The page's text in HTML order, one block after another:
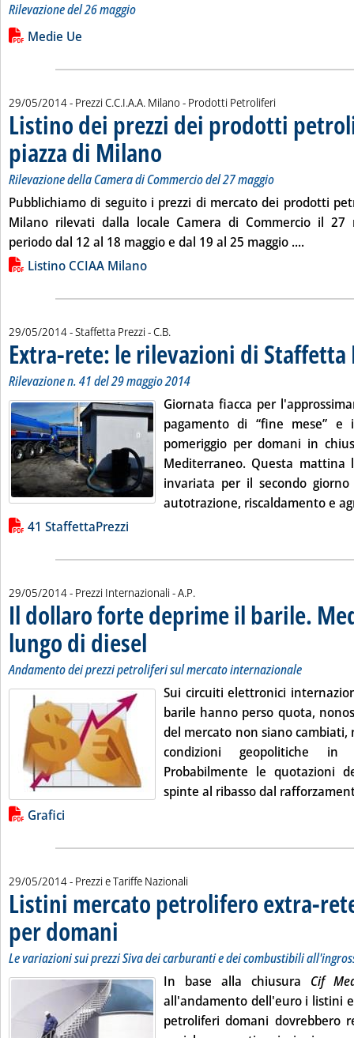
Rilevazione del 26 maggio
Leggi tutta la notizia: 'Gli “stacchi Italia” dalle “medie Ue”'
Lista allegati PDF alla notizia
Medie Ue
29/05/2014- Prezzi C.C.I.A.A. Milano - Prodotti Petroliferi
Listino dei prezzi dei prodotti
piazza di Milano . Sottotitolo: Rilevazione della Camera di
. Pubblicata giovedì 29 maggio 2014 alle 15.25.
Rilevazione della Camera di Commercio del 27 maggio
Pubblichiamo di seguito i prezzi di mercato dei prodotti
Milano rilevati dalla locale Camera di Commercio il 27
periodo dal 12 al 18 maggioe dal 19 al 25 maggio ....Leggi
Lista allegati PDF alla notizia
Listino CCIAA Milano
29/05/2014- Staffetta Prezzi -di:
C.B.
Extra-rete: le rilevazioni di Staffetta
Rilevazione n. 41 del 29 maggio 2014
Giornata fiacca per
pagamento di “fine mese”
pomeriggio per domani in
Mediterraneo. Questa mattina
invariata per il secondo giorno
autotrazione, riscaldamento e
Lista allegati PDF alla notizia
41 StaffettaPrezzi
29/05/2014- Prezzi Internazionali -di:
A.P.
Il dollaro forte deprime il barile.
lungo di diesel . Sottotitolo: Andamento dei prezzi petroliferi sul
. Pubblicata giovedì 29 maggio 2014 alle 15.20.
Andamento dei prezzi petroliferi sul mercato internazionale
Sui circuiti elettronici
barile hanno perso quota,
del mercato non siano cambiati,
condizioni geopolitiche
Probabilmente le quotazioni
spinte al ribasso dal
Lista allegati PDF alla notizia
Grafici
29/05/2014- Prezzi e Tariffe Nazionali
Listini mercato petrolifero extra-
per domani . Sottotitolo: Le variazioni sui prezzi Siva dei carburanti e dei
. Pubblicata giovedì 29 maggio 2014 alle 9.38.
Le variazioni sui prezzi Siva dei carburanti e dei combustibili
In base alla chiusura Cif
all'andamento dell'euro i listini
petroliferi domani dovrebbero